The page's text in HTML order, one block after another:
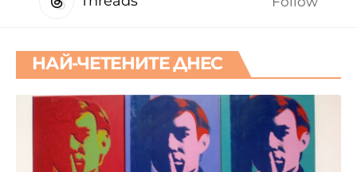
НАЙ-ЧЕТЕНИТЕ ДНЕС